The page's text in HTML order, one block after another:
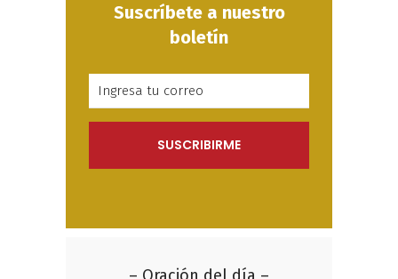
Suscríbete a nuestro
boletín